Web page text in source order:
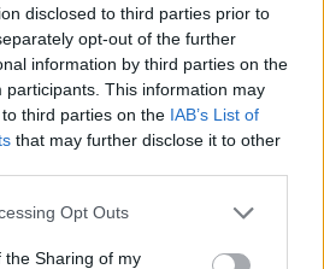
disclosed to third parties prior to
opt-out of the further
information by third parties on the
participants. This information may
third parties on the IAB’s List of
that may further disclose it to other
Opt Outs
the Sharing of my
του ύψουςΜουτάζ Εσά
να μπει σε αγώνες στον κλειστό
προετοιμαστεί για τον ανοιχτό
στη Βουδαπέστη τον τέταρτο
τίτλο. Ένα μοναδικό επίτευγμα
αγωνίσματα. Ο
Σεργκέι
κοντώ, οΛαρς Ρίντελστη